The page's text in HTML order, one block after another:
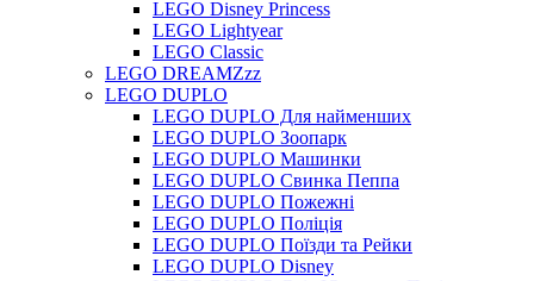
LEGO Disney Princess
LEGO Lightyear
LEGO Classic
LEGO DREAMZzz
LEGO DUPLO
LEGO DUPLO Для найменших
LEGO DUPLO Зоопарк
LEGO DUPLO Машинки
LEGO DUPLO Свинка Пеппа
LEGO DUPLO Пожежні
LEGO DUPLO Поліція
LEGO DUPLO Поїзди та Рейки
LEGO DUPLO Disney